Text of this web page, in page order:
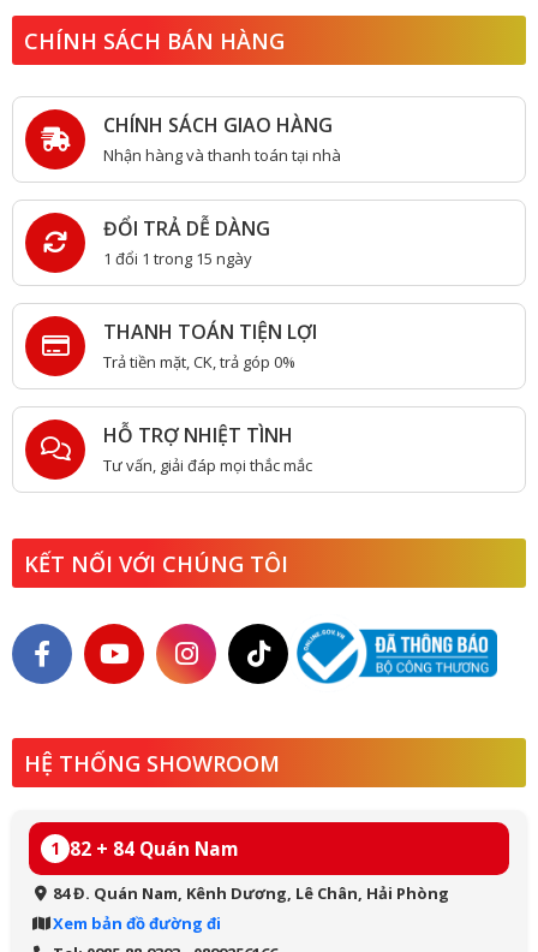
CHÍNH SÁCH BÁN HÀNG
CHÍNH SÁCH GIAO HÀNG
Nhận hàng và thanh toán tại nhà
ĐỔI TRẢ DỄ DÀNG
1 đổi 1 trong 15 ngày
THANH TOÁN TIỆN LỢI
Trả tiền mặt, CK, trả góp 0%
HỖ TRỢ NHIỆT TÌNH
Tư vấn, giải đáp mọi thắc mắc
KẾT NỐI VỚI CHÚNG TÔI
HỆ THỐNG SHOWROOM
1 82 + 84 Quán Nam
84 Đ. Quán Nam, Kênh Dương, Lê Chân, Hải Phòng
Xem bản đồ đường đi